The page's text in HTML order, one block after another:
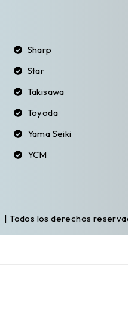
Sharp
Star
Takisawa
Toyoda
Yama Seiki
YCM
| Todos los derechos